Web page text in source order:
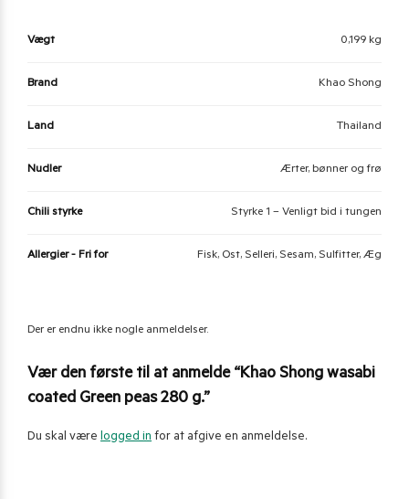
Vægt 0,199 kg
Brand Khao Shong
Land Thailand
Nudler Ærter, bønner og frø
Chili styrke Styrke 1 – Venligt bid i tungen
Allergier - Fri for Fisk, Ost, Selleri, Sesam, Sulfitter, Æg
Der er endnu ikke nogle anmeldelser.
Vær den første til at anmelde “Khao Shong wasabi
coated Green peas 280 g.”
Du skal være logged in for at afgive en anmeldelse.